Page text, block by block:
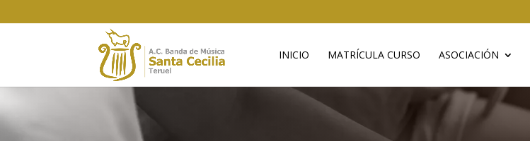
INICIO MATRÍCULA CURSO ASOCIACIÓN